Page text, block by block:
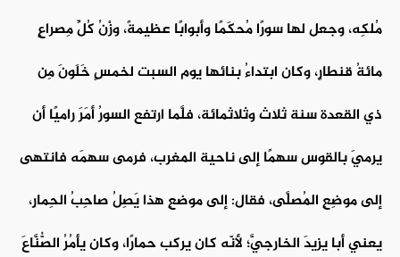
مُلكِه، وجعل لها سورًا مُحكَمًا وأبوابًا عظيمةً، وزْنُ كُلِّ مِصراعٍ
مائةُ قنطارٍ، وكان ابتداءُ بنائها يوم السبت لخمسٍ خَلَونَ مِن
ذي القعدة سنة ثلاث وثلاثمائة، فلَّما ارتفع السورُ أمَرَ راميًا أن
يرميَ بالقوس سهمًا إلى ناحية المغرب، فرمى سهمَه فانتهى
إلى موضِعِ المُصلَّى، فقال: إلى موضعِ هذا يَصِلُ صاحِبُ الحِمارِ،
يعني أبا يزيدَ الخارجيَّ؛ لأنّه كان يركب حمارًا، وكان يأمُرُ الصُّنَّاعَ